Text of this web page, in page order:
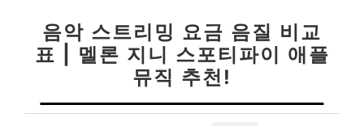
음악 스트리밍 요금 음질 비교
표 | 멜론 지니 스포티파이 애플
뮤직 추천!